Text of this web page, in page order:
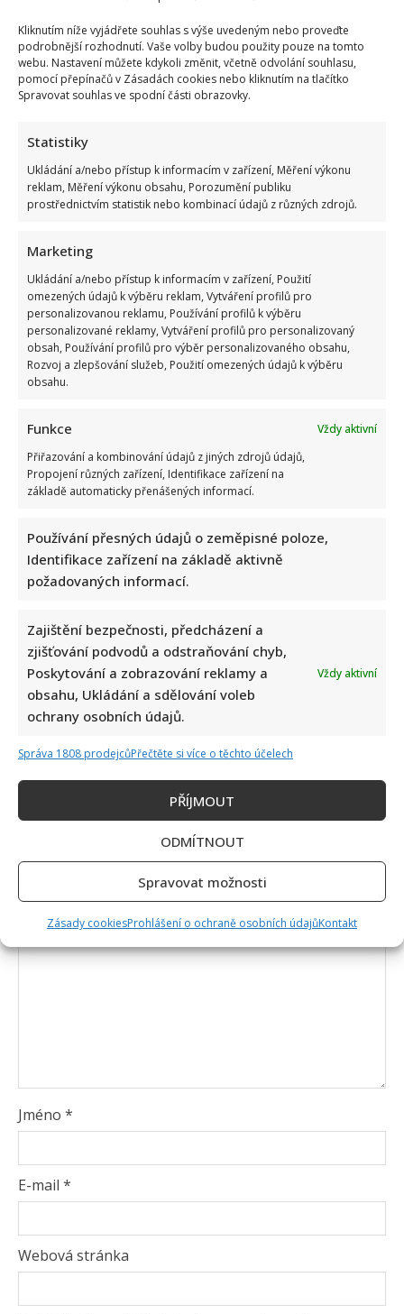
Kliknutím níže vyjádřete souhlas s výše uvedeným nebo proveďte
podrobnější rozhodnutí. Vaše volby budou použity pouze na tomto
webu. Nastavení můžete kdykoli změnit, včetně odvolání souhlasu,
pomocí přepínačů v Zásadách cookies nebo kliknutím na tlačítko
Spravovat souhlas ve spodní části obrazovky.
Statistiky
Ukládání a/nebo přístup k informacím v zařízení, Měření výkonu
reklam, Měření výkonu obsahu, Porozumění publiku
prostřednictvím statistik nebo kombinací údajů z různých zdrojů.
Marketing
Ukládání a/nebo přístup k informacím v zařízení, Použití
omezených údajů k výběru reklam, Vytváření profilů pro
personalizovanou reklamu, Používání profilů k výběru
personalizované reklamy, Vytváření profilů pro personalizovaný
obsah, Používání profilů pro výběr personalizovaného obsahu,
Rozvoj a zlepšování služeb, Použití omezených údajů k výběru
obsahu.
Funkce
Vždy aktivní
Přiřazování a kombinování údajů z jiných zdrojů údajů,
Propojení různých zařízení, Identifikace zařízení na
základě automaticky přenášených informací.
Používání přesných údajů o zeměpisné poloze,
Identifikace zařízení na základě aktivně
požadovaných informací.
Zajištění bezpečnosti, předcházení a
zjišťování podvodů a odstraňování chyb,
Poskytování a zobrazování reklamy a
obsahu, Ukládání a sdělování voleb
ochrany osobních údajů.
Vždy aktivní
Správa 1808 prodejcůPřečtěte si více o těchto účelech
PŘÍJMOUT
ODMÍTNOUT
Spravovat možnosti
Zásady cookiesProhlášení o ochraně osobních údajůKontakt
Napsat komentář
Vaše e-mailová adresa nebude zveřejněna.
Vyžadované informace jsou označeny
Komentář*
Jméno *
E-mail *
Webová stránka